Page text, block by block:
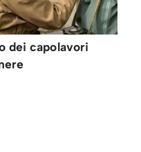
dei capolavori